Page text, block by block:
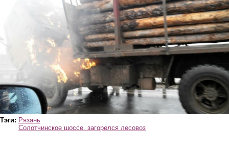
Тэги: Рязань
Солотчинское шоссе. загорелся лесовоз